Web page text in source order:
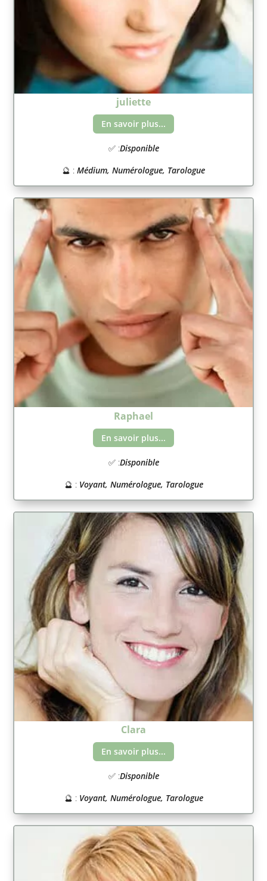
juliette
En savoir plus...
✅ :Disponible
🔮 : Médium, Numérologue, Tarologue
Raphael
En savoir plus...
✅ :Disponible
🔮 : Voyant, Numérologue, Tarologue
Clara
En savoir plus...
✅ :Disponible
🔮 : Voyant, Numérologue, Tarologue